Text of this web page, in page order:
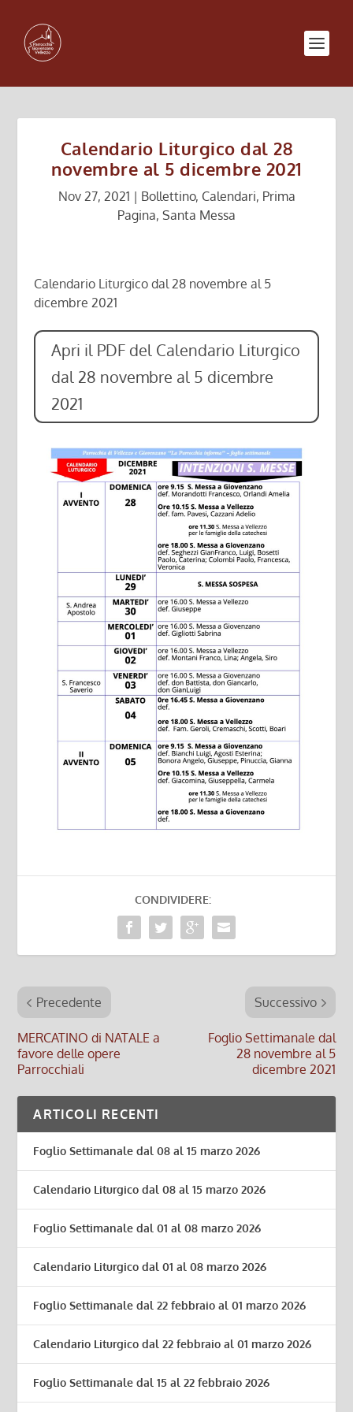
Calendario Liturgico dal 28
novembre al 5 dicembre 2021
Nov 27, 2021 | Bollettino, Calendari, Prima
Pagina, Santa Messa
Calendario Liturgico dal 28 novembre al 5
dicembre 2021
Apri il PDF del Calendario Liturgico
dal 28 novembre al 5 dicembre
2021
CONDIVIDERE:
Precedente
MERCATINO di NATALE a
favore delle opere
Parrocchiali
Successivo
Foglio Settimanale dal
28 novembre al 5
dicembre 2021
ARTICOLI RECENTI
Foglio Settimanale dal 08 al 15 marzo 2026
Calendario Liturgico dal 08 al 15 marzo 2026
Foglio Settimanale dal 01 al 08 marzo 2026
Calendario Liturgico dal 01 al 08 marzo 2026
Foglio Settimanale dal 22 febbraio al 01 marzo 2026
Calendario Liturgico dal 22 febbraio al 01 marzo 2026
Foglio Settimanale dal 15 al 22 febbraio 2026